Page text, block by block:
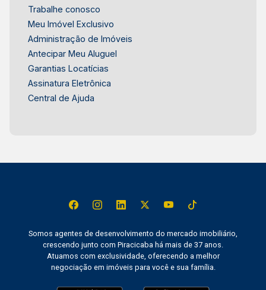
Trabalhe conosco
Meu Imóvel Exclusivo
Administração de Imóveis
Antecipar Meu Aluguel
Garantias Locatícias
Assinatura Eletrônica
Central de Ajuda
Somos agentes de desenvolvimento do mercado imobiliário,
crescendo junto com Piracicaba há mais de 37 anos.
Atuamos com exclusividade, oferecendo a melhor
negociação em imóveis para você e sua família.